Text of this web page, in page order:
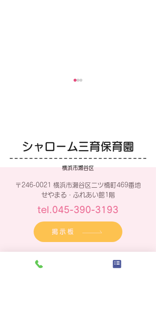
シャローム三育保育園
横浜市瀬谷区
〒246-0021 横浜市瀬谷区二ツ橋町469番地
せやまる・ふれあい館1階
tel.045-390-3193
掲示板